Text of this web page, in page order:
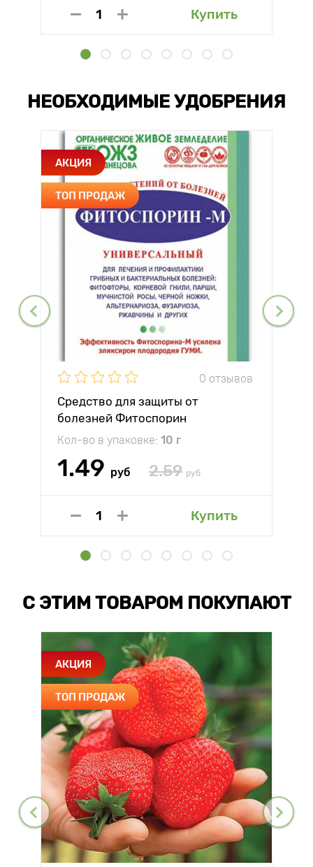
Купить
НЕОБХОДИМЫЕ УДОБРЕНИЯ
АКЦИЯ
ТОП ПРОДАЖ
0 отзывов
Средство для защиты от
болезней Фитоспорин
Кол-во в упаковке: 10 г
1.49 руб 2.59 руб
Купить
С ЭТИМ ТОВАРОМ ПОКУПАЮТ
АКЦИЯ
ТОП ПРОДАЖ